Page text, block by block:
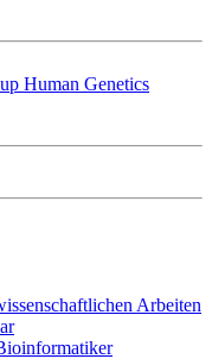
Human Genetics
Arbeiten